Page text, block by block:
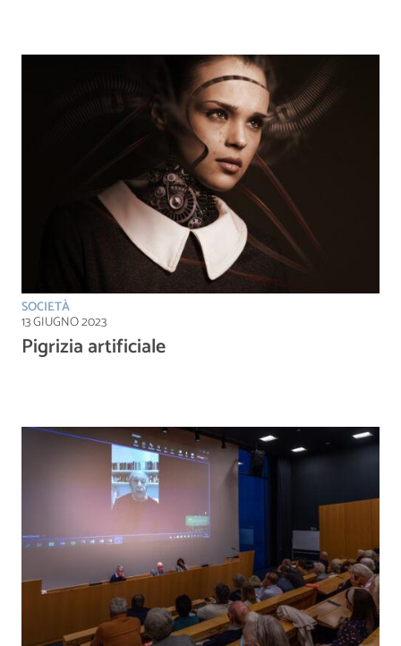
SOCIETÀ
13 GIUGNO 2023
Pigrizia artificiale